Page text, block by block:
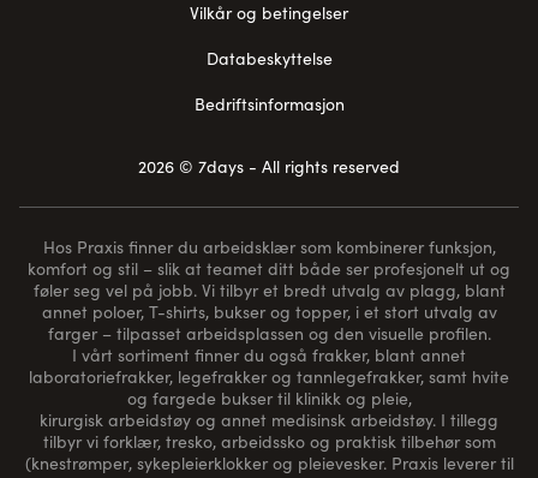
Vilkår og betingelser
Databeskyttelse
Bedriftsinformasjon
2026 © 7days - All rights reserved
Hos Praxis finner du arbeidsklær som kombinerer funksjon,
komfort og stil – slik at teamet ditt både ser profesjonelt ut og
føler seg vel på jobb. Vi tilbyr et bredt utvalg av plagg, blant
annet poloer, T-shirts, bukser og topper, i et stort utvalg av
farger – tilpasset arbeidsplassen og den visuelle profilen.
I vårt sortiment finner du også frakker, blant annet
laboratoriefrakker, legefrakker og tannlegefrakker, samt hvite
og fargede bukser til klinikk og pleie,
kirurgisk arbeidstøy og annet medisinsk arbeidstøy. I tillegg
tilbyr vi forklær, tresko, arbeidssko og praktisk tilbehør som
(knestrømper, sykepleierklokker og pleievesker. Praxis leverer til